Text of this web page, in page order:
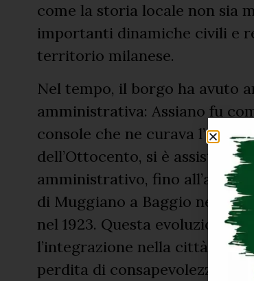
come la storia locale non sia
importanti dinamiche civili e
territorio milanese.
Nel tempo, il borgo ha avuto
amministrativa: Assiano fu
console che ne curava
dell’Ottocento, si è assistito a
amministrativo, fino
di Muggiano a Baggio nel
nel 1923. Questa evoluzione
l’integrazione nella città, ma
perdita di consapevolezza